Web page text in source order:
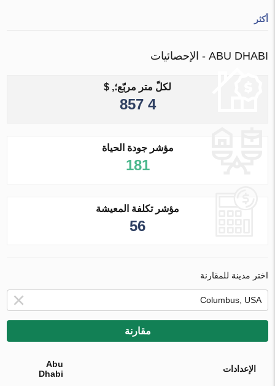
أكثر
ABU DHABI - الإحصائيات
لكلّ متر مربّع؛, $
4 857
مؤشر جودة الحياة
181
مؤشر تكلفة المعيشة
56
اختر مدينة للمقارنة
مقارنة
الإعدادات
Abu
Dhabi